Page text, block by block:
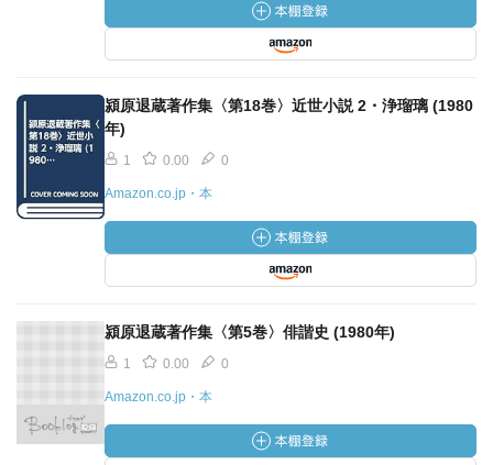
潁原退蔵著作集〈第18巻〉近世小説 2・浄瑠璃 (1980
年)
1 0.00 0
Amazon.co.jp・本
潁原退蔵著作集〈第5巻〉俳諧史 (1980年)
1 0.00 0
Amazon.co.jp・本